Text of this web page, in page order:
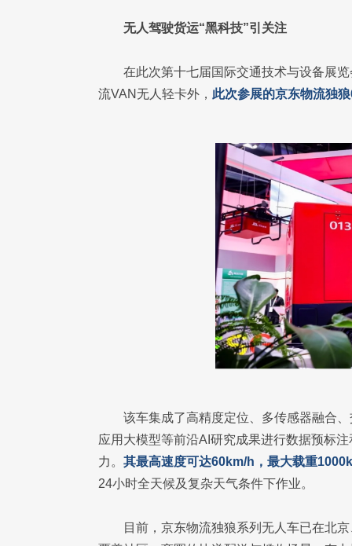
无人驾驶货运“黑科技”引关注
在此次第十七届国际交通技术与设备展
流VAN无人轻卡外， 此次参展的京东物流独
该车集成了高精度定位、多传感器融合
应用大模型等前沿AI研究成果进行数据预标
力。 其最高速度可达60km/h，最大载重
24小时全天候及复杂天气条件下作业。
目前，京东物流独狼系列无人车已在北